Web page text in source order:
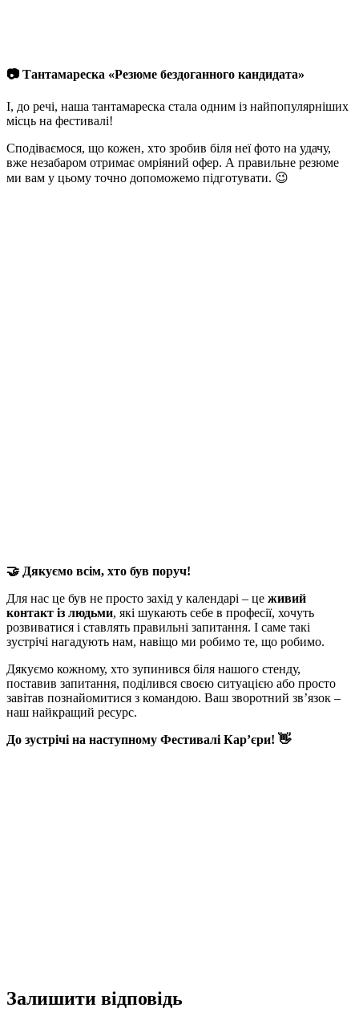
📷 Тантамареска «Резюме бездоганного кандидата»
І, до речі, наша тантамареска стала одним із найпопулярніших
місць на фестивалі!
Сподіваємося, що кожен, хто зробив біля неї фото на удачу,
вже незабаром отримає омріяний офер. А правильне резюме
ми вам у цьому точно допоможемо підготувати. 😉
🤝 Дякуємо всім, хто був поруч!
Для нас це був не просто захід у календарі – це живий
контакт із людьми, які шукають себе в професії, хочуть
розвиватися і ставлять правильні запитання. І саме такі
зустрічі нагадують нам, навіщо ми робимо те, що робимо.
Дякуємо кожному, хто зупинився біля нашого стенду,
поставив запитання, поділився своєю ситуацією або просто
завітав познайомитися з командою. Ваш зворотний зв’язок –
наш найкращий ресурс.
До зустрічі на наступному Фестивалі Кар’єри! 👋
Залишити відповідь